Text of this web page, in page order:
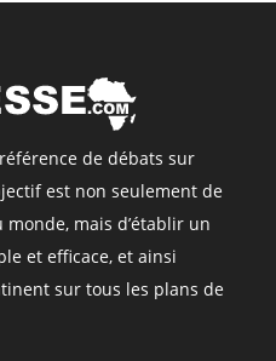
de débats sur
est non seulement de
mais d’établir un
et efficace, et ainsi
sur tous les plans de